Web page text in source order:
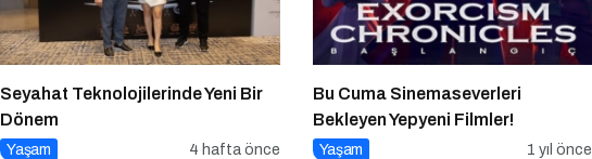
Seyahat Teknolojilerinde Yeni Bir
Dönem
Yaşam 4 hafta önce
Bu Cuma Sinemaseverleri
Bekleyen Yepyeni Filmler!
Yaşam 1 yıl önce